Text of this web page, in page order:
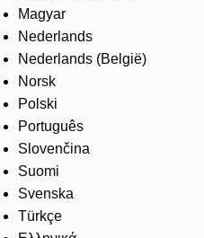
Magyar
Nederlands
Nederlands (België)
Norsk
Polski
Português
Slovenčina
Suomi
Svenska
Türkçe